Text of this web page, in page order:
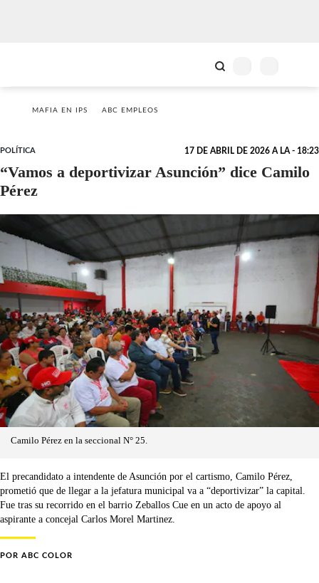
MAFIA EN IPS ABC EMPLEOS
POLÍTICA 17 DE ABRIL DE 2026 A LA - 18:23
“Vamos a deportivizar Asunción” dice Camilo
Pérez
Camilo Pérez en la seccional N° 25.
El precandidato a intendente de Asunción por el cartismo, Camilo Pérez,
prometió que de llegar a la jefatura municipal va a “deportivizar” la capital.
Fue tras su recorrido en el barrio Zeballos Cue en un acto de apoyo al
aspirante a concejal Carlos Morel Martinez.
POR ABC COLOR